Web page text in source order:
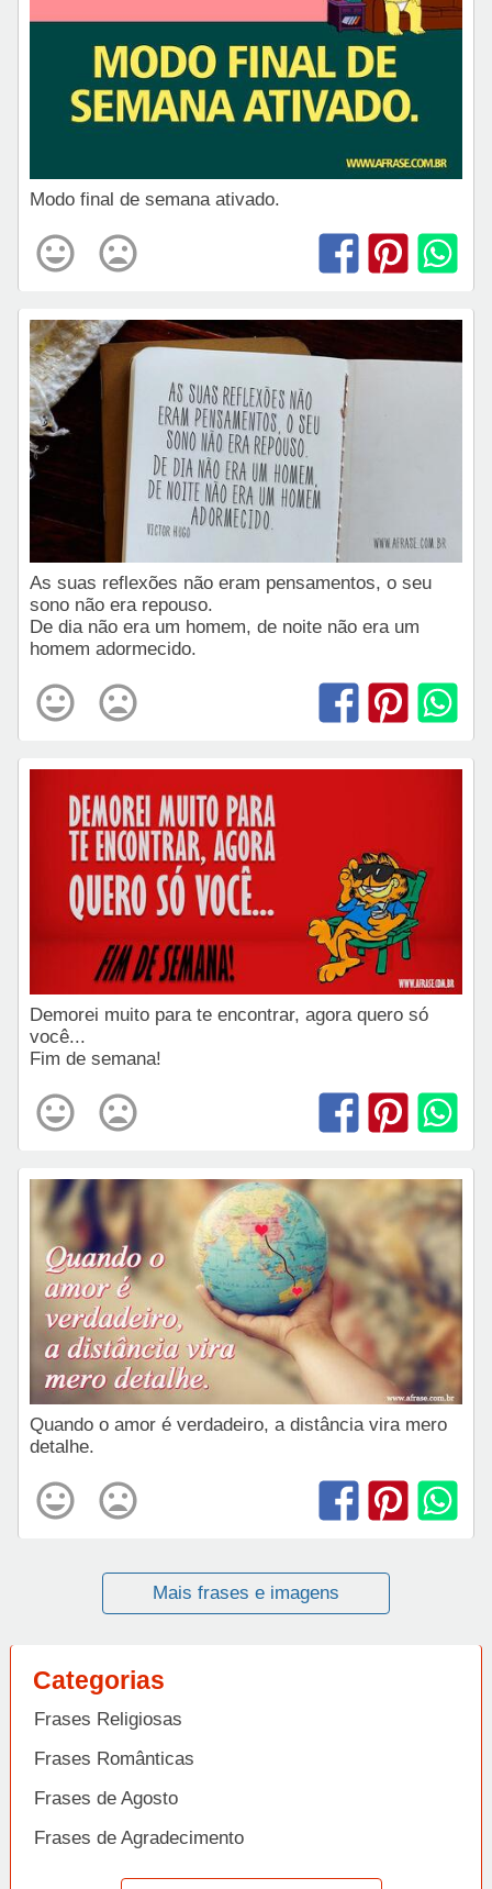
Modo final de semana ativado.
As suas reflexões não eram pensamentos, o seu
sono não era repouso.
De dia não era um homem, de noite não era um
homem adormecido.
Demorei muito para te encontrar, agora quero só
você...
Fim de semana!
Quando o amor é verdadeiro, a distância vira mero
detalhe.
Mais frases e imagens
Categorias
Frases Religiosas
Frases Românticas
Frases de Agosto
Frases de Agradecimento
Frases de Amizade